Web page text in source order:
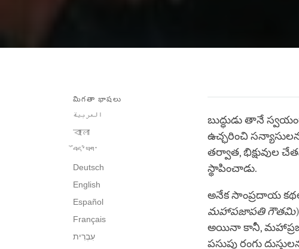
మిగతా భాషలు
العربية
বাংলা
བོད་ཡིག་
Deutsch
English
Español
Français
బుద్ధుడు తానే
ఉచ్ఛరించి
తర్వాత, భిక్షువుల
స్థాపించాడు.
అనేక సాంప్రదాయ
మహాపజాపతి గౌతమి
అయినా కానీ,
పసుపు రంగు